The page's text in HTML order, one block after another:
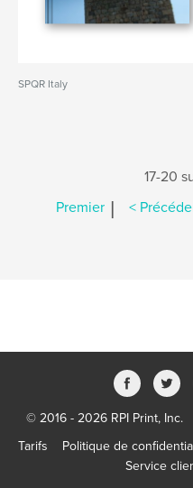
SPQR Italy
17-20
Premier | <
© 2016 - 2026 RPI Print, Inc.
Tarifs
Politique de
Service